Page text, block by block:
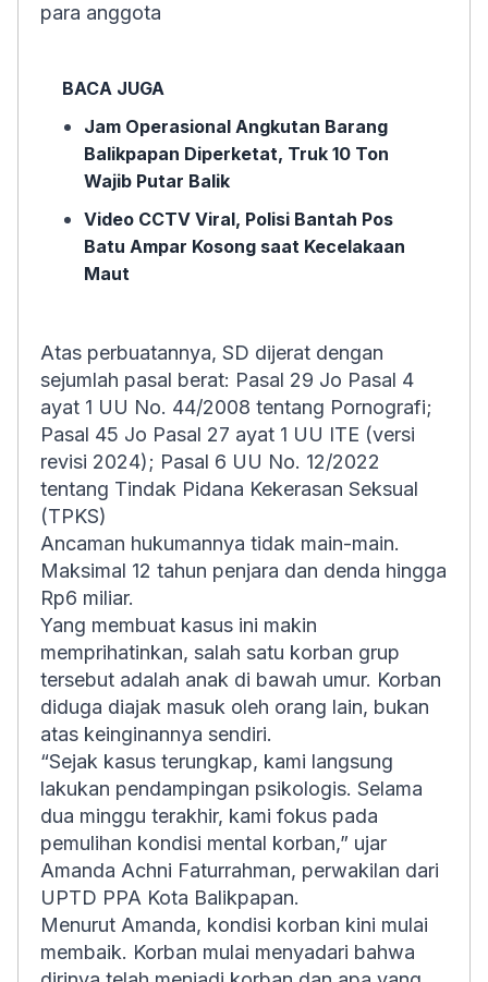
para anggota
BACA JUGA
Jam Operasional Angkutan Barang
Balikpapan Diperketat, Truk 10 Ton
Wajib Putar Balik
Video CCTV Viral, Polisi Bantah Pos
Batu Ampar Kosong saat Kecelakaan
Maut
Atas perbuatannya, SD dijerat dengan
sejumlah pasal berat: Pasal 29 Jo Pasal 4
ayat 1 UU No. 44/2008 tentang Pornografi;
Pasal 45 Jo Pasal 27 ayat 1 UU ITE (versi
revisi 2024); Pasal 6 UU No. 12/2022
tentang Tindak Pidana Kekerasan Seksual
(TPKS)
Ancaman hukumannya tidak main-main.
Maksimal 12 tahun penjara dan denda hingga
Rp6 miliar.
Yang membuat kasus ini makin
memprihatinkan, salah satu korban grup
tersebut adalah anak di bawah umur. Korban
diduga diajak masuk oleh orang lain, bukan
atas keinginannya sendiri.
“Sejak kasus terungkap, kami langsung
lakukan pendampingan psikologis. Selama
dua minggu terakhir, kami fokus pada
pemulihan kondisi mental korban,” ujar
Amanda Achni Faturrahman, perwakilan dari
UPTD PPA Kota Balikpapan.
Menurut Amanda, kondisi korban kini mulai
membaik. Korban mulai menyadari bahwa